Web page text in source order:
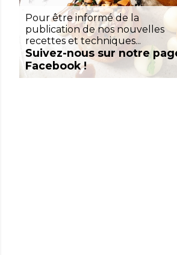
Pour être informé de la
publication de nos nouvelles
recettes et techniques...
Suivez-nous sur notre
Facebook !